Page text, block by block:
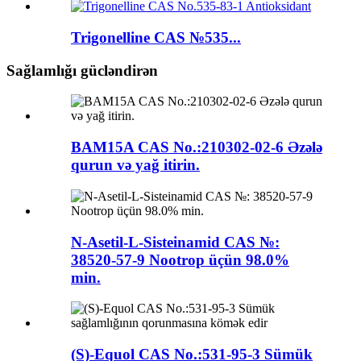
Trigonelline CAS №535...
Sağlamlığı gücləndirən
BAM15A CAS No.:210302-02-6 Əzələ
qurun və yağ itirin.
N-Asetil-L-Sisteinamid CAS №:
38520-57-9 Nootrop üçün 98.0%
min.
(S)-Equol CAS No.:531-95-3 Sümük